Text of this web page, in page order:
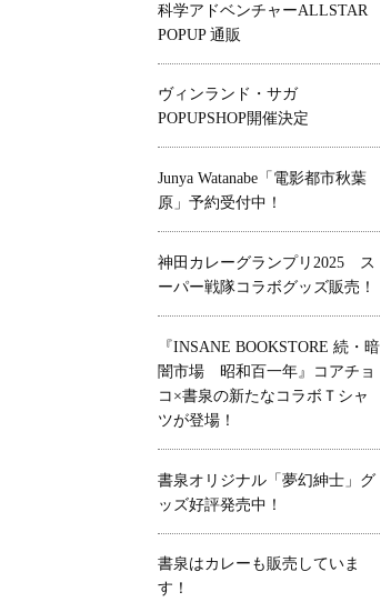
科学アドベンチャーALLSTAR
POPUP 通販
ヴィンランド・サガ
POPUPSHOP開催決定
Junya Watanabe「電影都市秋葉
原」予約受付中！
神田カレーグランプリ2025 ス
ーパー戦隊コラボグッズ販売！
『INSANE BOOKSTORE 続・暗
闇市場 昭和百一年』コアチョ
コ×書泉の新たなコラボＴシャ
ツが登場！
書泉オリジナル「夢幻紳士」グ
ッズ好評発売中！
書泉はカレーも販売していま
す！